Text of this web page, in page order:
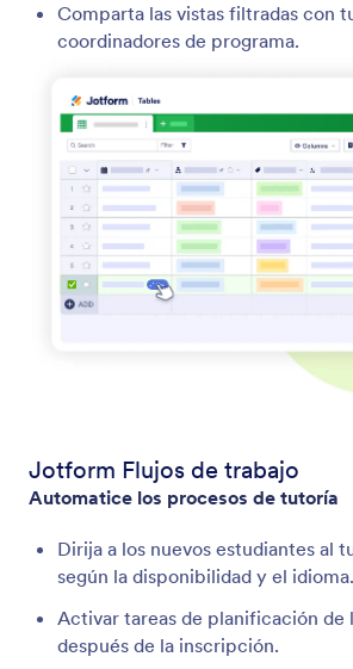
Comparta las vistas filtradas con
coordinadores de programa.
Jotform Flujos de trabajo
Automatice los procesos de tutoría
Dirija a los nuevos estudiantes al
según la disponibilidad y el idioma.
Activar tareas de planificación de
después de la inscripción.